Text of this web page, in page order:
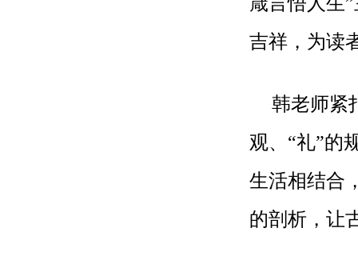
吉祥，为读
韩老师紧
观、“礼”的
生活相结合
的剖析，让